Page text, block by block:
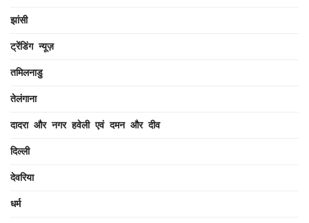
झांसी
ट्रेंडिंग न्यूज़
तमिलनाडु
तेलंगाना
दादरा और नगर हवेली एवं दमन और दीव
दिल्ली
देवरिया
धर्म